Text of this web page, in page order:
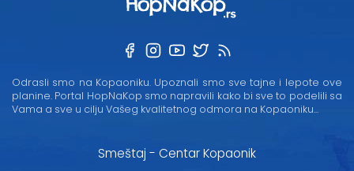
Odrasli smo na Kopaoniku. Upoznali smo sve tajne i lepote ove
planine. Portal HopNaKop smo napravili kako bi sve to podelili sa
Vama a sve u cilju Vašeg kvalitetnog odmora na Kopaoniku...
Smeštaj - Centar Kopaonik